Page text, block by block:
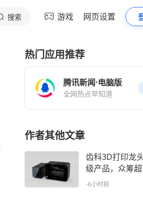
搜索 游戏 网页设置
热门应用推荐
腾讯新闻·电脑版
全网热点早知道
作者其他文章
齿科3D打印龙
级产品，众筹
Insight全球
-6小时前